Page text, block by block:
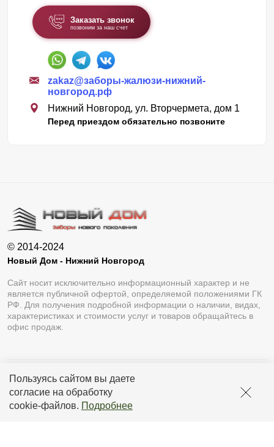
Пользуясь сайтом вы даете
согласие на обработку
cookie-файлов. Подробнее
Заказать звонок
позвоним за наш счет
zakaz@заборы-жалюзи-нижний-
новгород.рф
Нижний Новгород, ул. Вторчермета, дом 1
Перед приездом обязательно позвоните
© 2014-2024
Новый Дом - Нижний Новгород
Сайт носит исключительно информационный характер и не
является публичной офертой, определяемой положениями ГК
РФ. Для получения подробной информации о наличии, видах,
характеристиках и стоимости услуг и товаров обращайтесь в
офис продаж.
Разработка сайтаLukevium
Политика конфиденциальности